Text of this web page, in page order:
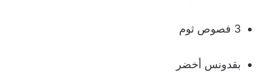
3 فصوص ثوم
بقدونس أخضر